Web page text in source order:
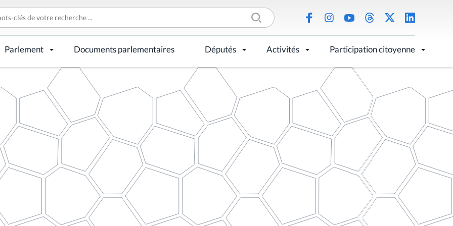
Parlement Documents parlementaires Députés Activités Participation citoyenne